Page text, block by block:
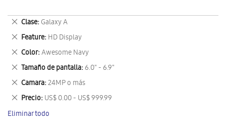
Clase Galaxy A
Eliminar
este
artículo
Feature HD Display
Eliminar
este
artículo
Color Awesome Navy
Eliminar
este
artículo
Tamaño de pantalla 6.0" - 6.9"
Eliminar
este
artículo
Camara 24MP o más
Eliminar
este
artículo
Precio US$ 0.00 - US$ 999.99
Eliminar
este
artículo
Eliminar todo